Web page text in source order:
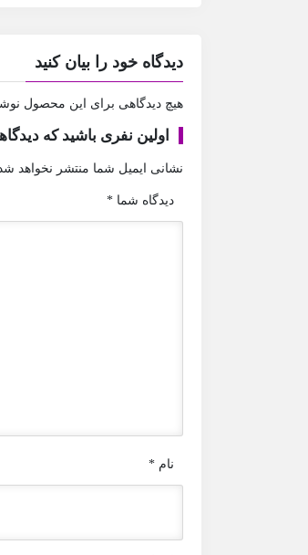
دیدگاه خود را بیان کنید
هیچ دیدگاهی برای این محصول
اولین نفری باشید که
نشانی ایمیل شما منتشر نخواهد شد.
دیدگاه شما *
نام *